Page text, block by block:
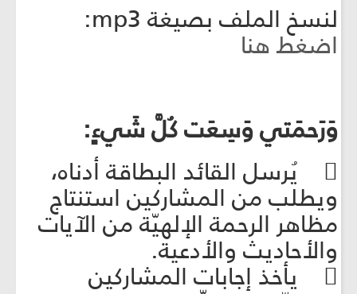
لنسخ الملف بصيغة mp3:
اضغط هنا
وَرَحمَتي وَسِعَت كُلَّ شَيءٍ:
 يُرسل القائد البطاقة أدناه،
ويطلب من المشاركين استنتاج
مظاهر الرحمة الإلهيّة من الآيات
والأحاديث والأدعية.
 يأخذ إجابات المشاركين